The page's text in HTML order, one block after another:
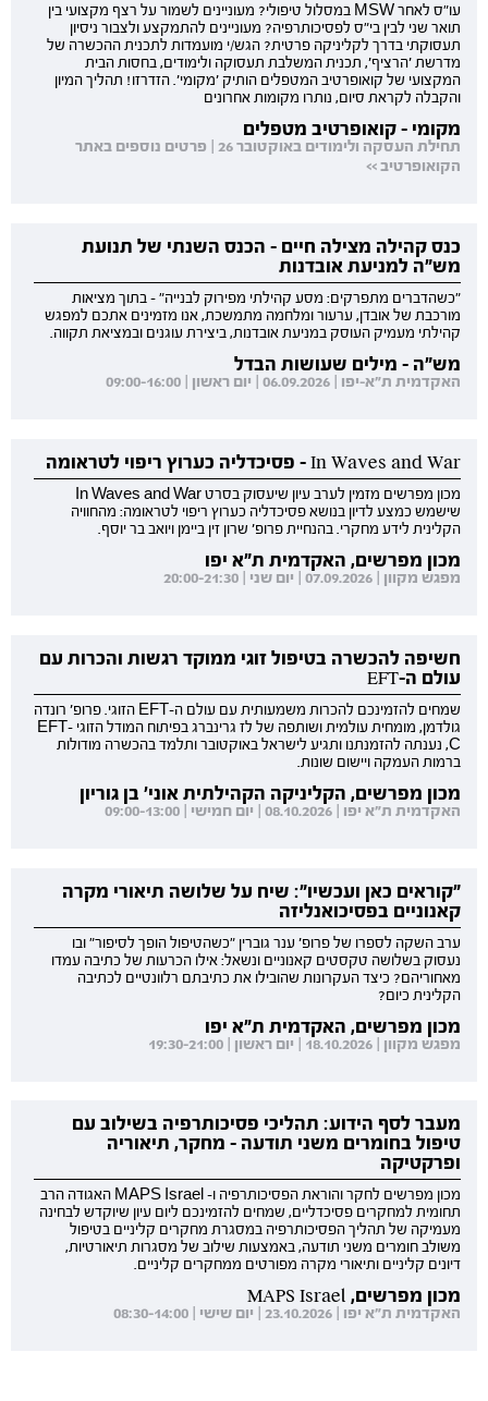
עו"ס לאחר MSW במסלול טיפולי? מעוניינים לשמור על רצף מקצועי בין
תואר שני לבין בי"ס לפסיכותרפיה? מעוניינים להתמקצע ולצבור ניסיון
תעסוקתי בדרך לקליניקה פרטית? הגש/י מועמדות לתכנית ההכשרה של
מדרשת 'הרציף', תכנית המשלבת תעסוקה ולימודים, בחסות הבית
המקצועי של קואופרטיב המטפלים הותיק 'מקומי'. הזדרזו! תהליך המיון
והקבלה לקראת סיום, נותרו מקומות אחרונים
מקומי - קואופרטיב מטפלים
תחילת העסקה ולימודים באוקטובר 26 | פרטים נוספים באתר
הקואופרטיב >>
כנס קהילה מצילה חיים - הכנס השנתי של תנועת
מש"ה למניעת אובדנות
"כשהדברים מתפרקים: מסע קהילתי מפירוק לבנייה" - בתוך מציאות
מורכבת של אובדן, ערעור ומלחמה מתמשכת, אנו מזמינים אתכם למפגש
קהילתי מעמיק העוסק במניעת אובדנות, ביצירת עוגנים ובמציאת תקווה.
מש"ה - מילים שעושות הבדל
האקדמית ת"א-יפו | 06.09.2026 | יום ראשון | 09:00-16:00
In Waves and War - פסיכדליה כערוץ ריפוי לטראומה
מכון מפרשים מזמין לערב עיון שיעסוק בסרט In Waves and War
שישמש כמצע לדיון בנושא פסיכדליה כערוץ ריפוי לטראומה: מהחוויה
הקלינית לידע מחקרי. בהנחיית פרופ' שרון זין ביימן ויואב בר יוסף.
מכון מפרשים, האקדמית ת"א יפו
מפגש מקוון | 07.09.2026 | יום שני | 20:00-21:30
חשיפה להכשרה בטיפול זוגי ממוקד רגשות והכרות עם
עולם ה-EFT
שמחים להזמינכם להכרות משמעותית עם עולם ה-EFT הזוגי. פרופ' רונדה
גולדמן, מומחית עולמית ושותפה של לז גרינברג בפיתוח המודל הזוגי EFT-
C, נענתה להזמנתנו ותגיע לישראל באוקטובר ותלמד בהכשרה מודולות
ברמות העמקה ויישום שונות.
מכון מפרשים, הקליניקה הקהילתית אוני' בן גוריון
האקדמית ת"א יפו | 08.10.2026 | יום חמישי | 09:00-13:00
"קוראים כאן ועכשיו": שיח על שלושה תיאורי מקרה
קאנוניים בפסיכואנליזה
ערב השקה לספרו של פרופ' ענר גוברין "כשהטיפול הופך לסיפור" ובו
נעסוק בשלושה טקסטים קאנוניים ונשאל: אילו הכרעות של כתיבה עמדו
מאחוריהם? כיצד העקרונות שהובילו את כתיבתם רלוונטיים לכתיבה
הקלינית כיום?
מכון מפרשים, האקדמית ת"א יפו
מפגש מקוון | 18.10.2026 | יום ראשון | 19:30-21:00
מעבר לסף הידוע: תהליכי פסיכותרפיה בשילוב עם
טיפול בחומרים משני תודעה - מחקר, תיאוריה
ופרקטיקה
מכון מפרשים לחקר והוראת הפסיכותרפיה ו- MAPS Israel האגודה הרב
תחומית למחקרים פסיכדליים, שמחים להזמינכם ליום עיון שיוקדש לבחינה
מעמיקה של תהליך הפסיכותרפיה במסגרת מחקרים קליניים בטיפול
משולב חומרים משני תודעה, באמצעות שילוב של מסגרות תיאורטיות,
דיונים קליניים ותיאורי מקרה מפורטים ממחקרים קליניים.
מכון מפרשים, MAPS Israel
האקדמית ת"א יפו | 23.10.2026 | יום שישי | 08:30-14:00